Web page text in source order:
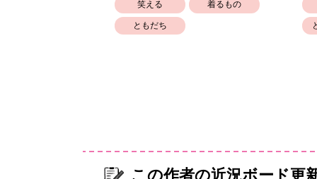
笑える 着るもの
ともだち
この作者の近況ボード更